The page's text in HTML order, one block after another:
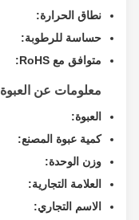
نطاق الحرارة:
حساسة للرطوبة:
متوافق مع RoHS:
معلومات عن العبوة
العبوة:
كمية عبوة المصنع:
وزن الوحدة:
العلامة التجارية:
الاسم التجاري: